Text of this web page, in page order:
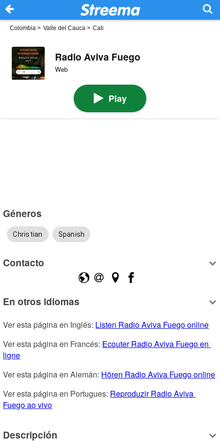
Colombia > Valle del Cauca > Cali
Radio Aviva Fuego
Web
Play
Géneros
Christian Spanish
Contacto
En otros idiomas
Ver esta página en Inglés: Listen Radio Aviva Fuego online
Ver esta página en Francés: Ecouter Radio Aviva Fuego en
ligne
Ver esta página en Alemán: Hören Radio Aviva Fuego online
Ver esta página en Portugues: Reproduzir Radio Aviva
Fuego ao vivo
Descripción